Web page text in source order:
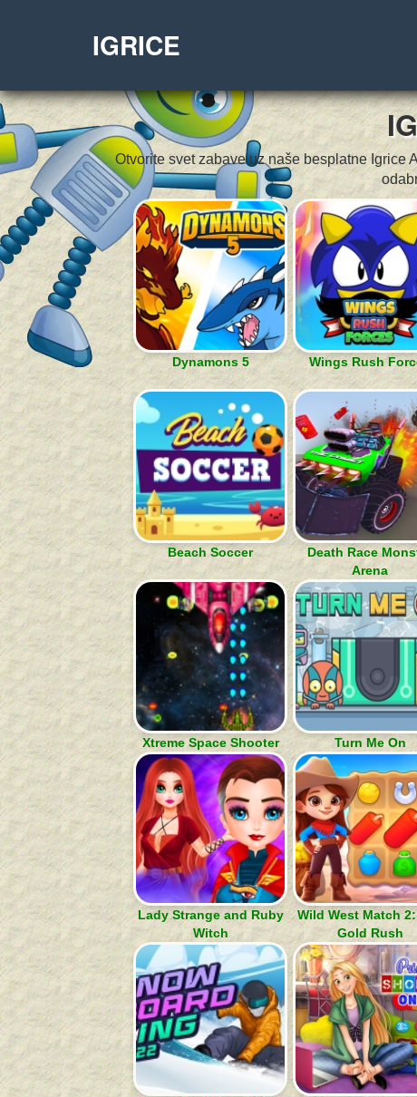
IGRICE
Otvorite svet zabave uz naše besplatne
Dynamons 5 Wings Rush
Beach Soccer
Death Race
Arena
Xtreme Space Shooter Turn Me On
Lady Strange and Ruby
Witch
Wild West Match
Gold Rush